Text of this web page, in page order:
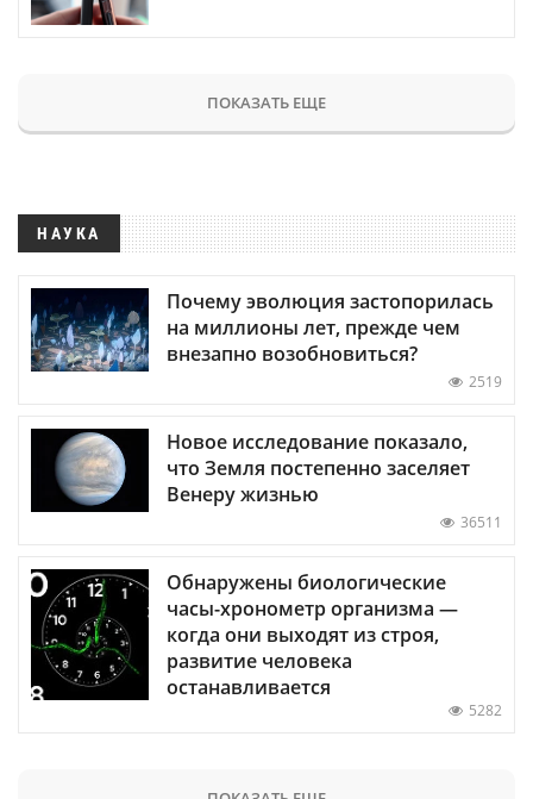
ПОКАЗАТЬ ЕЩЕ
НАУКА
Почему эволюция застопорилась
на миллионы лет, прежде чем
внезапно возобновиться?
2519
Новое исследование показало,
что Земля постепенно заселяет
Венеру жизнью
36511
Обнаружены биологические
часы-хронометр организма —
когда они выходят из строя,
развитие человека
останавливается
5282